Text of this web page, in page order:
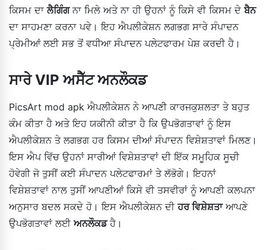
ਕਿਸਮ ਦਾਲੈਗਿੰਗਨਾ ਮਿਲੇ ਅਤੇ ਨਾ ਹੀ ਉਹਨਾਂ ਨੂੰ ਕਿਸੇ ਵੀ ਕਿਸਮ ਦੇਬੈਨ
ਦਾ ਸਾਹਮਣਾ ਕਰਨਾ ਪਵੇ। ਇਹ ਐਪਲੀਕੇਸ਼ਨ ਲਗਭਗ ਸਾਰੇ ਸੰਪਾਦਨ
ਪ੍ਰੇਮੀਆਂ ਲਈ ਸਭ ਤੋਂ ਵਧੀਆ ਸੰਪਾਦਨ ਪਲੇਟਫਾਰਮ ਪੇਸ਼ ਕਰਦੀ ਹੈ।
ਸਾਰੇ VIP ਅਸੈੱਟ ਅਨਲੌਕਡ
PicsArt mod apk ਐਪਲੀਕੇਸ਼ਨ ਨੇ ਆਪਣੀ ਕਾਰਜਕੁਸ਼ਲਤਾ ਤੇ ਬਹੁਤ
ਕੰਮ ਕੀਤਾ ਹੈ ਅਤੇ ਇਹ ਯਕੀਨੀ ਕੀਤਾ ਹੈ ਕਿ ਉਪਭੋਗਤਾਵਾਂ ਨੂੰ ਇਸ
ਐਪਲੀਕੇਸ਼ਨ ਤੇ ਲਗਭਗ ਹਰ ਕਿਸਮ ਦੀਆਂ ਸੰਪਾਦਨ ਵਿਸ਼ੇਸ਼ਤਾਵਾਂ ਮਿਲਣ।
ਇਸ ਐਪ ਵਿੱਚ ਉਹਨਾਂ ਸਾਰੀਆਂ ਵਿਸ਼ੇਸ਼ਤਾਵਾਂ ਦੀ ਇੱਕ ਸਮੂਹਿਕ ਸੂਚੀ
ਹੋਵੇਗੀ ਜੋ ਤੁਸੀਂ ਕਈ ਸੰਪਾਦਨ ਪਲੇਟਫਾਰਮਾਂ ਤੇ ਲੱਭੋਗੇ। ਇਹਨਾਂ
ਵਿਸ਼ੇਸ਼ਤਾਵਾਂ ਨਾਲ ਤੁਸੀਂ ਆਪਣੀਆਂ ਕਿਸੇ ਵੀ ਤਸਵੀਰਾਂ ਨੂੰ ਆਪਣੀ ਕਲਪਨਾ
ਅਨੁਸਾਰ ਬਦਲ ਸਕਦੇ ਹੋ। ਇਸ ਐਪਲੀਕੇਸ਼ਨ ਦੀਹਰ ਵਿਸ਼ੇਸ਼ਤਾਆਪਣੇ
ਉਪਭੋਗਤਾਵਾਂ ਲਈ ਅਨਲੌਕਡਹੈ।